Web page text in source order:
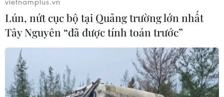
22/07/2026 06:02
Xem thêm
Lún, nứt cục bộ tại Quảng trường lớn nhất
Tây Nguyên “đã được tính toán trước”